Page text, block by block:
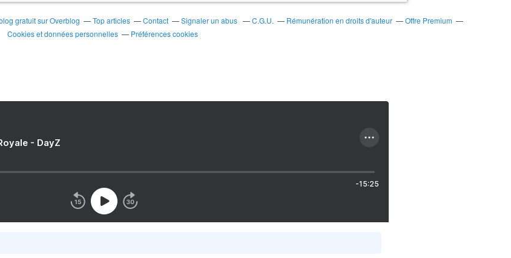
gratuit sur Overblog Top articles Contact Signaler un abus C.G.U. Rémunération en droits d'auteur
Offre Premium
Cookies et données personnelles
Préférences cookies
- DayZ
-15:25